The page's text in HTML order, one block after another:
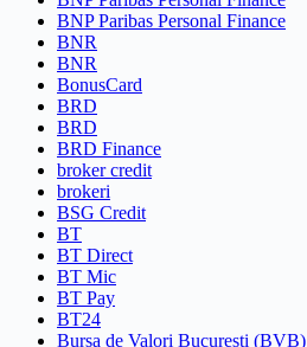
BNP Paribas Personal Finance
BNR
BNR
BonusCard
BRD
BRD
BRD Finance
broker credit
brokeri
BSG Credit
BT
BT Direct
BT Mic
BT Pay
BT24
Bursa de Valori Bucuresti (BVB)